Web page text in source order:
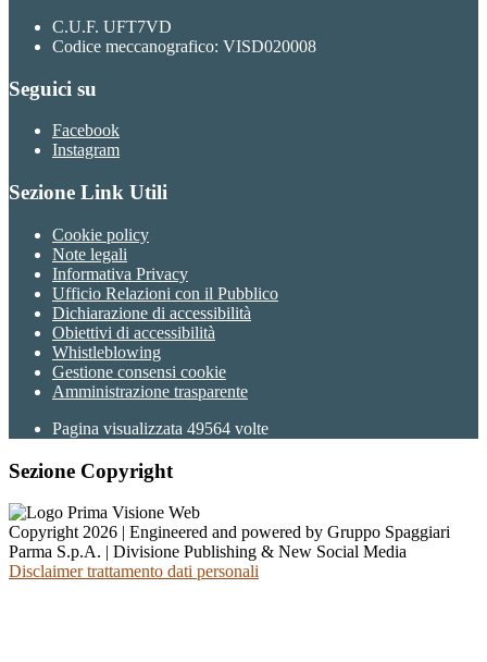
C.U.F. UFT7VD
Codice meccanografico: VISD020008
Seguici su
Facebook
Instagram
Sezione Link Utili
Cookie policy
Note legali
Informativa Privacy
Ufficio Relazioni con il Pubblico
Dichiarazione di accessibilità
Obiettivi di accessibilità
Whistleblowing
Gestione consensi cookie
Amministrazione trasparente
Pagina visualizzata 49564 volte
Sezione Copyright
Copyright 2026 | Engineered and powered by Gruppo Spaggiari
Parma S.p.A. | Divisione Publishing & New Social Media
Disclaimer trattamento dati personali